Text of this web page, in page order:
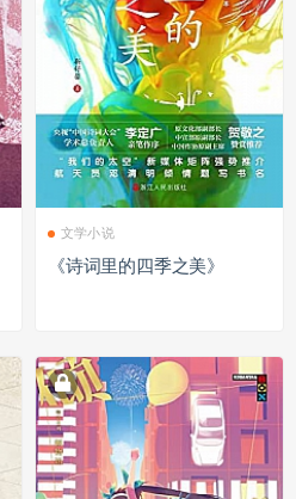
文学小说
《诗词里的四季之美》